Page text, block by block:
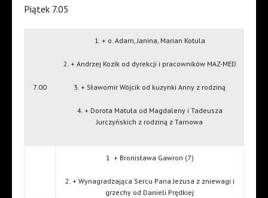
Piątek 7.05
7.00
1. + o. Adam, Janina, Marian Kotula
2. + Andrzej Kozik od dyrekcji i pracowników MAZ-MED
3. + Sławomir Wójcik od kuzynki Anny z rodziną
4. + Dorota Matuła od Magdaleny i Tadeusza
Jurczyńskich z rodziną z Tarnowa
1 + Bronisława Gawron (7)
2. + Wynagradzająca Sercu Pana Jezusa z zniewagi i
grzechy od Danieli Prędkiej